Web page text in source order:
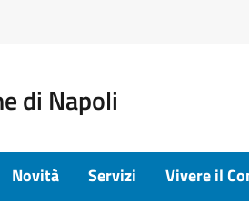
di Napoli
Novità Servizi Vivere il